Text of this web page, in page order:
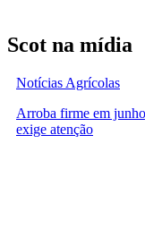
Scot na mídia
Notícias Agrícolas
Arroba firme em
exige atenção